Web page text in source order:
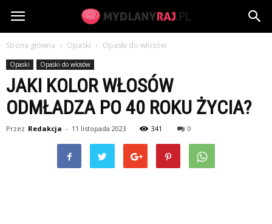
MydlanyRaj.pl
Strona główna Opaski Opaski do włosów
Opaski Opaski do włosów
JAKI KOLOR WŁOSÓW
ODMŁADZA PO 40 ROKU ŻYCIA?
Przez Redakcja - 11 listopada 2023 341 0